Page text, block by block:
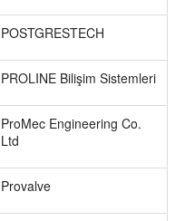
POSTGRESTECH
PROLINE Bilişim Sistemleri
ProMec Engineering Co.
Ltd
Provalve